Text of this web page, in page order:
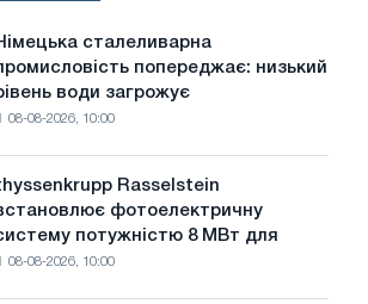
сталеливарна
попереджає: низький
води загрожує
08-08-2026, 10:00
Rasselstein
фотоелектричну
потужністю 8 МВт для
08-08-2026, 10:00